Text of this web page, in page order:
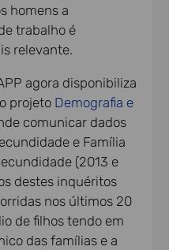
homens a
trabalho é
relevante.
agora disponibiliza
projeto Demografia e
comunicar dados
e Família
(2013 e
destes inquéritos
nos últimos 20
de filhos tendo em
das famílias e a